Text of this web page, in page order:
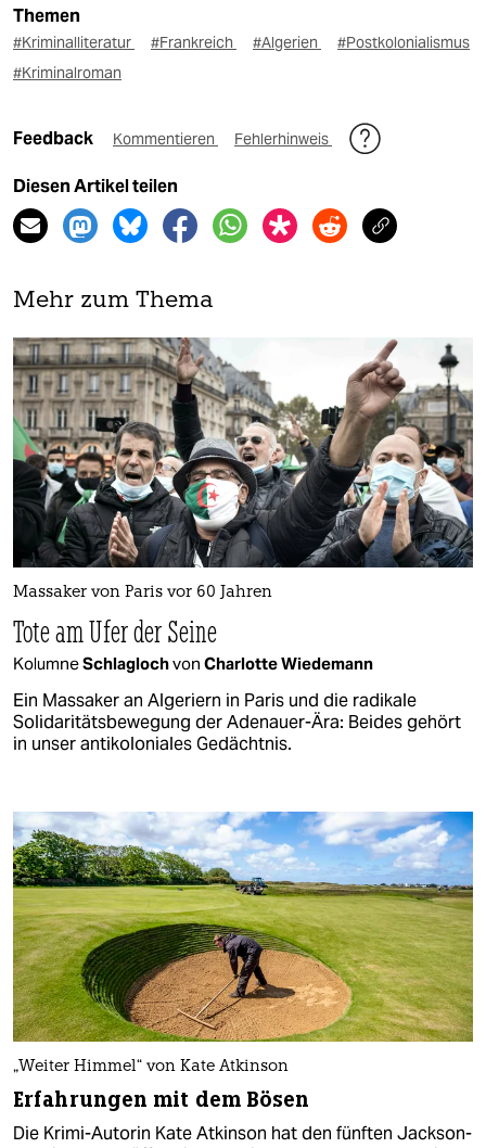
Themen
#Kriminalliteratur #Frankreich #Algerien
#Postkolonialismus
#Kriminalroman
Feedback Kommentieren Fehlerhinweis
Diesen Artikel teilen
Mehr zum Thema
Massaker von Paris vor 60 Jahren
Tote am Ufer der Seine
KolumneSchlaglochvon Charlotte Wiedemann
Ein Massaker an Algeriern in Paris und die radikale
Solidaritätsbewegung der Adenauer-Ära: Beides gehört
in unser antikoloniales Gedächtnis.
„Weiter Himmel“ von Kate Atkinson
Erfahrungen mit dem Bösen
Die Krimi-Autorin Kate Atkinson hat den fünften Jackson-